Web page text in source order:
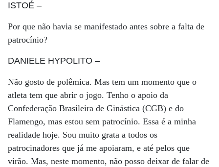
ISTOÉ –
Por que não havia se manifestado antes sobre a falta de
patrocínio?
DANIELE HYPOLITO –
Não gosto de polêmica. Mas tem um momento que o
atleta tem que abrir o jogo. Tenho o apoio da
Confederação Brasileira de Ginástica (CGB) e do
Flamengo, mas estou sem patrocínio. Essa é a minha
realidade hoje. Sou muito grata a todos os
patrocinadores que já me apoiaram, e até pelos que
virão. Mas, neste momento, não posso deixar de falar de